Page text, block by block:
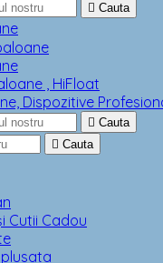
 Cauta
, HiFloat
Dispozitive
 Cauta
 Cauta
Cutii Cadou